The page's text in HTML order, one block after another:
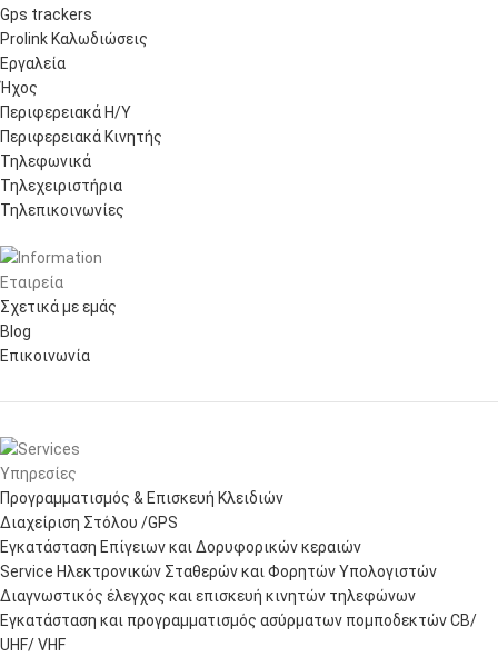
Gps trackers
Prolink Καλωδιώσεις
Εργαλεία
Ήχος
Περιφερειακά Η/Υ
Περιφερειακά Κινητής
Τηλεφωνικά
Τηλεχειριστήρια
Τηλεπικοινωνίες
Εταιρεία
Σχετικά με εμάς
Blog
Επικοινωνία
Υπηρεσίες
Προγραμματισμός & Επισκευή Κλειδιών
Διαχείριση Στόλου /GPS
Εγκατάσταση Επίγειων και Δορυφορικών κεραιών
Service Ηλεκτρονικών Σταθερών και Φορητών Υπολογιστών
Διαγνωστικός έλεγχος και επισκευή κινητών τηλεφώνων
Εγκατάσταση και προγραμματισμός ασύρματων πομποδεκτών CB/
UHF/ VHF